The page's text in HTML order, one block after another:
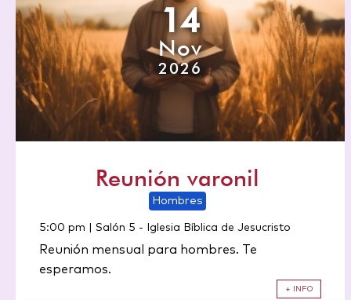
14
Nov
2026
Reunión varonil
Hombres
5:00 pm | Salón 5 - Iglesia Bíblica de Jesucristo
Reunión mensual para hombres. Te
esperamos.
+ INFO